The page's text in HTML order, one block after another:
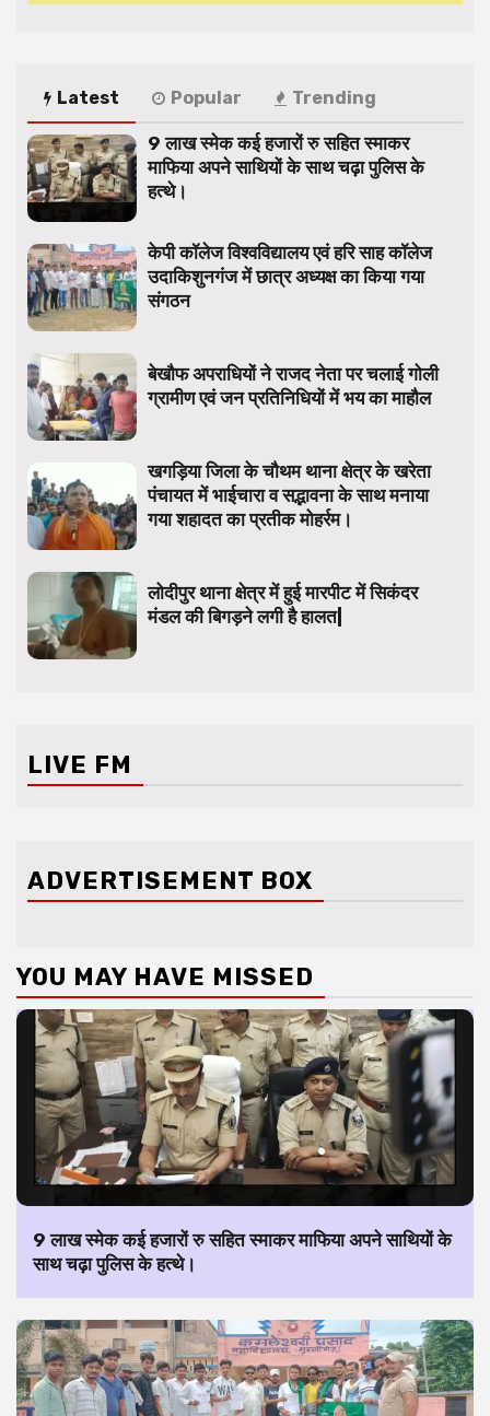
Latest Popular Trending
9 लाख स्मेक कई हजारों रु सहित स्माकर
माफिया अपने साथियों के साथ चढ़ा पुलिस के
हत्थे।
केपी कॉलेज विश्वविद्यालय एवं हरि साह कॉलेज
उदाकिशुनगंज में छात्र अध्यक्ष का किया गया
संगठन
बेखौफ अपराधियों ने राजद नेता पर चलाई गोली
ग्रामीण एवं जन प्रतिनिधियों में भय का माहौल
खगड़िया जिला के चौथम थाना क्षेत्र के खरेता
पंचायत में भाईचारा व सद्भावना के साथ मनाया
गया शहादत का प्रतीक मोहर्रम।
लोदीपुर थाना क्षेत्र में हुई मारपीट में सिकंदर
मंडल की बिगड़ने लगी है हालत|
LIVE FM
ADVERTISEMENT BOX
YOU MAY HAVE MISSED
9 लाख स्मेक कई हजारों रु सहित स्माकर माफिया अपने साथियों के
साथ चढ़ा पुलिस के हत्थे।